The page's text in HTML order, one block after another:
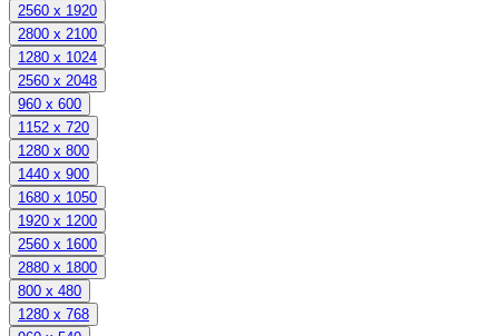
2560 x 1920
2800 x 2100
1280 x 1024
2560 x 2048
960 x 600
1152 x 720
1280 x 800
1440 x 900
1680 x 1050
1920 x 1200
2560 x 1600
2880 x 1800
800 x 480
1280 x 768